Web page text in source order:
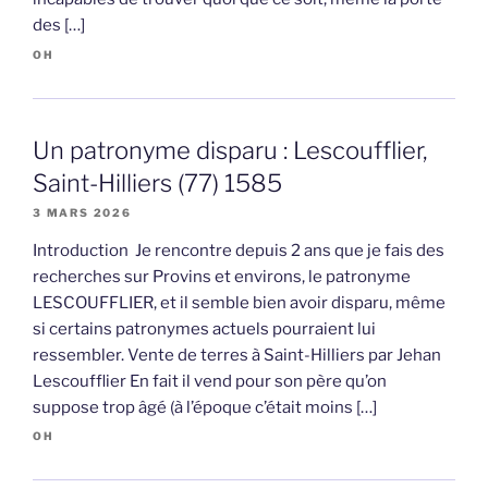
des […]
OH
Un patronyme disparu : Lescoufflier,
Saint-Hilliers (77) 1585
3 MARS 2026
Introduction Je rencontre depuis 2 ans que je fais des
recherches sur Provins et environs, le patronyme
LESCOUFFLIER, et il semble bien avoir disparu, même
si certains patronymes actuels pourraient lui
ressembler. Vente de terres à Saint-Hilliers par Jehan
Lescoufflier En fait il vend pour son père qu’on
suppose trop âgé (à l’époque c’était moins […]
OH